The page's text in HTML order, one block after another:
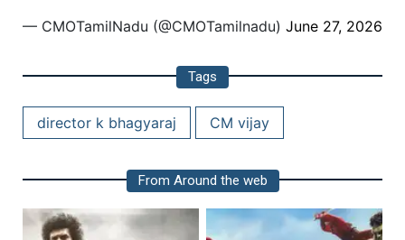
— CMOTamilNadu (@CMOTamilnadu) June 27, 2026
Tags
director k bhagyaraj CM vijay
From Around the web